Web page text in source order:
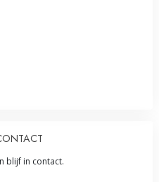
blijf in contact.